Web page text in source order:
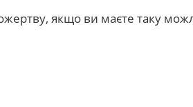
якщо ви маєте таку